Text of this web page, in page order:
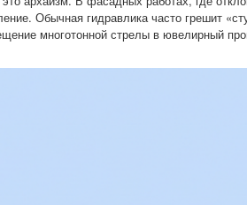
Обычная гидравлика часто грешит
многотонной стрелы в ювелирный